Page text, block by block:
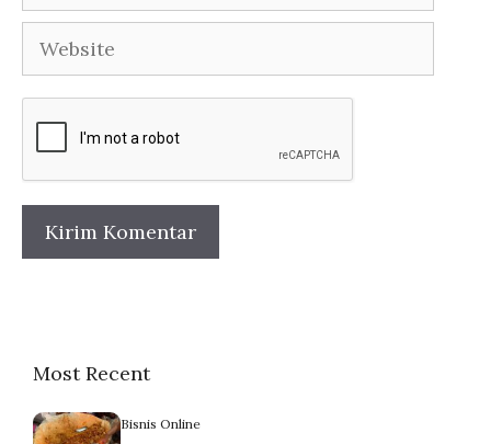
Website
Most Recent
Bisnis Online